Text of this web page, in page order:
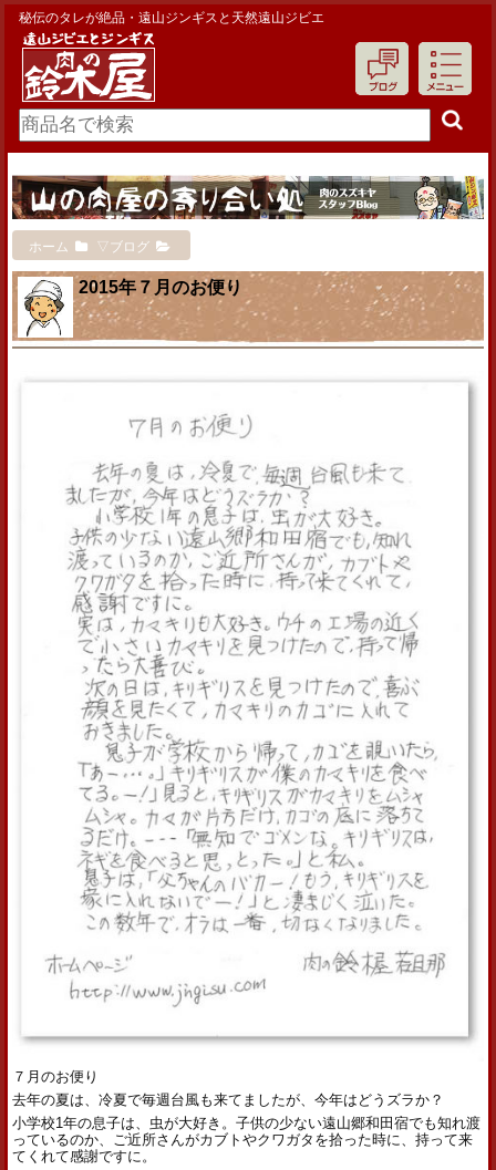
秘伝のタレが絶品・遠山ジンギスと天然遠山ジビエ
ホーム ▽ブログ
2015年７月のお便り
７月のお便り
去年の夏は、冷夏で毎週台風も来てましたが、今年はどうズラか？
小学校1年の息子は、虫が大好き。子供の少ない遠山郷和田宿でも知れ渡
っているのか、ご近所さんがカブトやクワガタを拾った時に、持って来
てくれて感謝ですに。